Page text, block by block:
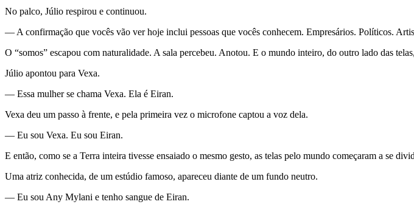
No palco, Júlio respirou e continuou.
— A confirmação que vocês vão ver hoje inclui pessoas que vocês conhecem. Empresários. Políticos.
O “somos” escapou com naturalidade. A sala percebeu. Anotou. E o mundo inteiro, do outro lado das
Júlio apontou para Vexa.
— Essa mulher se chama Vexa. Ela é Eiran.
Vexa deu um passo à frente, e pela primeira vez o microfone captou a voz dela.
— Eu sou Vexa. Eu sou Eiran.
E então, como se a Terra inteira tivesse ensaiado o mesmo gesto, as telas pelo mundo começaram a se
Uma atriz conhecida, de um estúdio famoso, apareceu diante de um fundo neutro.
— Eu sou Any Mylani e tenho sangue de Eiran.